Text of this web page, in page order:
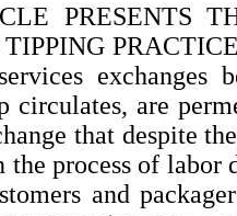
PRESENTS
exchanges
circulates, are
that despite
the process of
and